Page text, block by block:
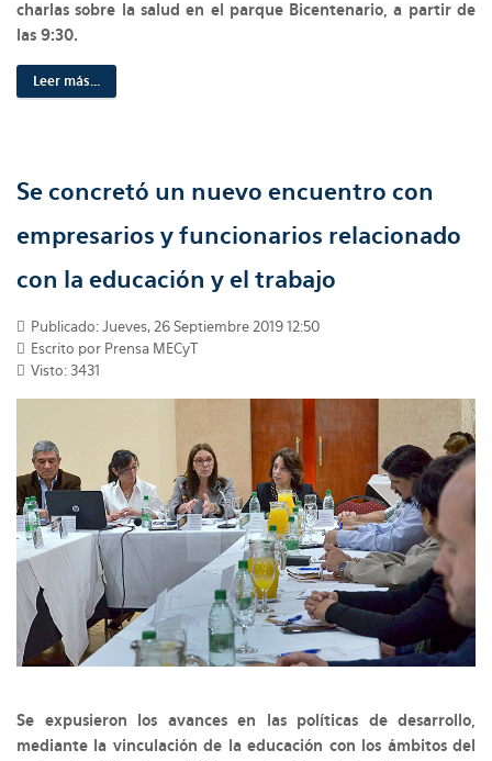
charlas sobre la salud en el parque Bicentenario, a partir de
las 9:30.
Leer más...
Se concretó un nuevo encuentro con
empresarios y funcionarios relacionado
con la educación y el trabajo
Publicado: Jueves, 26 Septiembre 2019 12:50
Escrito por Prensa MECyT
Visto: 3431
Se expusieron los avances en las políticas de desarrollo,
mediante la vinculación de la educación con los ámbitos del